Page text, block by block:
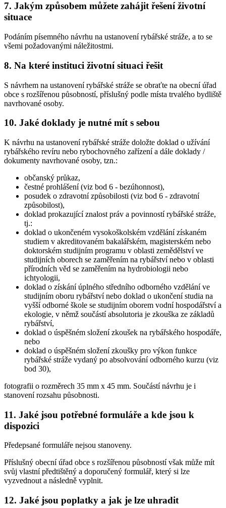
7. Jakým způsobem můžete zahájit řešení životní
situace
Podáním písemného návrhu na ustanovení rybářské stráže, a to se
všemi požadovanými náležitostmi.
8. Na které instituci životní situaci řešit
S návrhem na ustanovení rybářské stráže se obraťte na obecní úřad
obce s rozšířenou působností, příslušný podle místa trvalého bydliště
navrhované osoby.
10. Jaké doklady je nutné mít s sebou
K návrhu na ustanovení rybářské stráže doložte doklad o užívání
rybářského revíru nebo rybochovného zařízení a dále doklady /
dokumenty navrhované osoby, tzn.:
občanský průkaz,
čestné prohlášení (viz bod 6 - bezúhonnost),
posudek o zdravotní způsobilosti (viz bod 6 - zdravotní
způsobilost),
doklad prokazující znalost práv a povinností rybářské stráže,
tj.:
doklad o ukončeném vysokoškolském vzdělání získaném
studiem v akreditovaném bakalářském, magisterském nebo
doktorském studijním programu v oblasti zemědělství ve
studijních oborech se zaměřením na rybářství nebo v oblasti
přírodních věd se zaměřením na hydrobiologii nebo
ichtyologii,
doklad o získání úplného středního odborného vzdělání ve
studijním oboru rybářství nebo doklad o ukončení studia na
vyšší odborné škole se studijním oborem vodní hospodářství a
ekologie, v němž součástí absolutoria je zkouška ze základů
rybářství,
doklad o úspěšném složení zkoušek na rybářského hospodáře,
nebo
doklad o úspěšném složení zkoušky pro výkon funkce
rybářské stráže vydaný po absolvování odborného kurzu (viz
bod 30),
fotografii o rozměrech 35 mm x 45 mm. Součástí návrhu je i
stanovení rozsahu působnosti.
11. Jaké jsou potřebné formuláře a kde jsou k
dispozici
Předepsané formuláře nejsou stanoveny.
Příslušný obecní úřad obce s rozšířenou působností však může mít
svůj vlastní předtištěný a doporučený formulář, který si lze
vyzvednout a následně vyplnit.
12. Jaké jsou poplatky a jak je lze uhradit